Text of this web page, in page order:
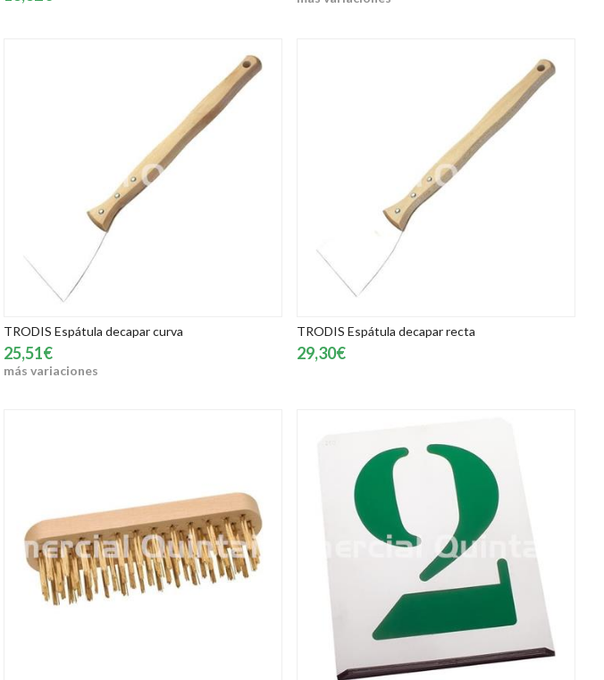
TRODIS Espátula decapar curva
25,51€
más variaciones
TRODIS Espátula decapar recta
29,30€